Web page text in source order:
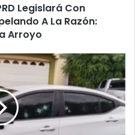
Legislará Con
A La Razón:
Arroyo